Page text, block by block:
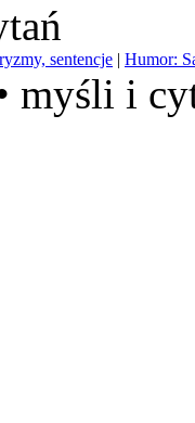
sentencje | Humor:
i